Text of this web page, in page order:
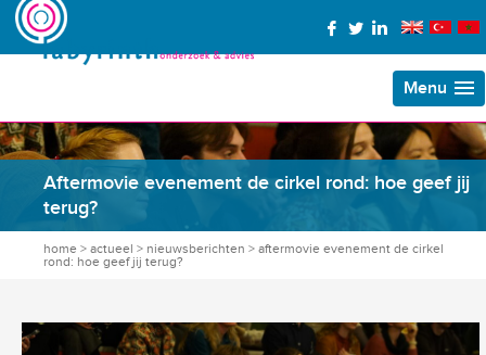
Menu
Aftermovie evenement de cirkel rond: hoe geef jij
terug?
home > actueel > nieuwsberichten > aftermovie evenement de cirkel
rond: hoe geef jij terug?